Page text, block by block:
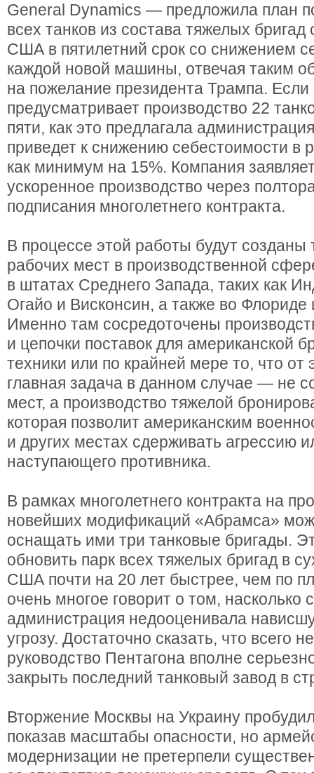
General Dynamics — предложила план
всех танков из состава тяжелых бригад
США в пятилетний срок со снижением
каждой новой машины, отвечая таким
на пожелание президента Трампа. Если
предусматривает производство 22
пяти, как это предлагала
приведет к снижению себестоимости в
как минимум на 15%. Компания
ускоренное производство через
подписания многолетнего контракта.
В процессе этой работы будут созданы
рабочих мест в производственной
в штатах Среднего Запада, таких как
Огайо и Висконсин, а также во
Именно там сосредоточены
и цепочки поставок для американской
техники или по крайней мере то, что от
главная задача в данном случае — не
мест, а производство тяжелой
которая позволит американским
и других местах сдерживать агрессию
наступающего противника.
В рамках многолетнего контракта на
новейших модификаций «Абрамса»
оснащать ими три танковые бригады.
обновить парк всех тяжелых бригад в
США почти на 20 лет быстрее, чем по
очень многое говорит о том, насколько
администрация недооценивала
угрозу. Достаточно сказать, что всего
руководство Пентагона вполне
закрыть последний танковый завод в
Вторжение Москвы на Украину
показав масштабы опасности, но
модернизации не претерпели